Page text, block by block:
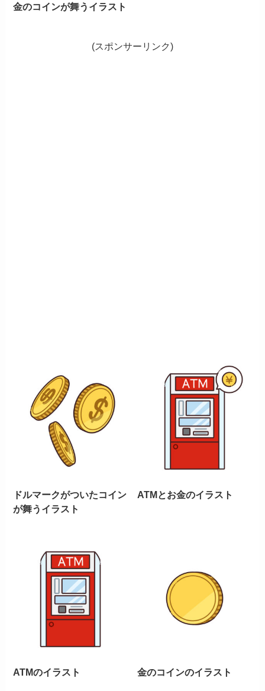
金のコインが舞うイラスト
(スポンサーリンク)
ドルマークがついたコイン
が舞うイラスト
ATMとお金のイラスト
ATMのイラスト 金のコインのイラスト